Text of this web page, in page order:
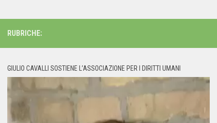
RUBRICHE:
GIULIO CAVALLI SOSTIENE L’ASSOCIAZIONE PER I DIRITTI UMANI
Player